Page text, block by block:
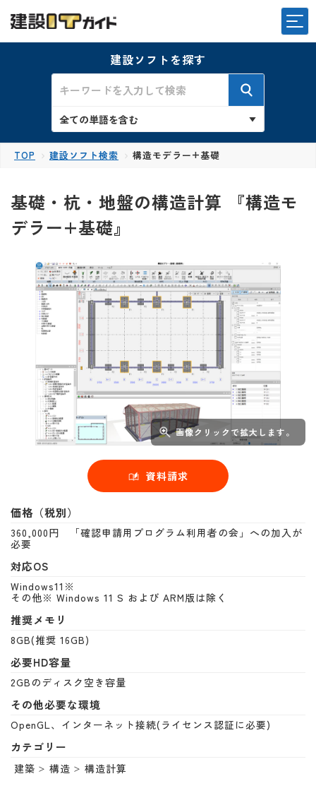
建設ソフトを探す
TOP 建設ソフト検索 構造モデラー+基礎
基礎・杭・地盤の構造計算 『構造モ
デラー+基礎』
画像クリックで拡大します。
資料請求
価格（税別）
360,000円 「確認申請用プログラム利用者の会」への加入が
必要
対応OS
Windows11※
その他※ Windows 11 S および ARM版は除く
推奨メモリ
8GB(推奨 16GB)
必要HD容量
2GBのディスク空き容量
その他必要な環境
OpenGL、インターネット接続(ライセンス認証に必要)
カテゴリー
建築 構造 構造計算